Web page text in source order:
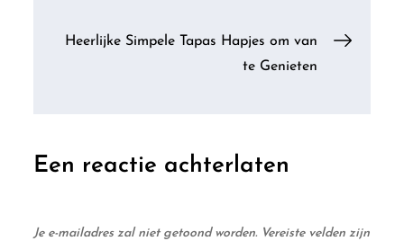
Heerlijke Simpele Tapas Hapjes om van
te Genieten
Een reactie achterlaten
Je e-mailadres zal niet getoond worden. Vereiste velden zijn